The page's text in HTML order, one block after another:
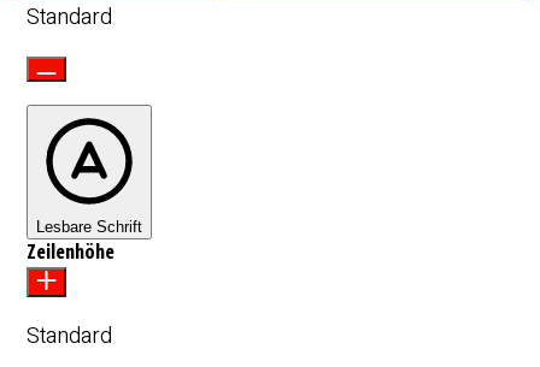
Standard
Lesbare Schrift
Zeilenhöhe
Standard